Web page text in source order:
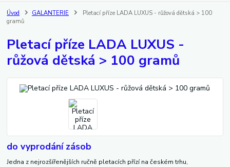
Úvod GALANTERIE
Pletací příze LADA LUXUS - růžová dětská > 100
gramů
Pletací příze LADA LUXUS -
růžová dětská > 100 gramů
do vyprodání zásob
Jedna z nejrozšířenějších ručně pletacích přízí na českém trhu,